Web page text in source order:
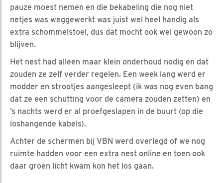
pauze moest nemen en die bekabeling die nog niet
netjes was weggewerkt was juist wel heel handig als
extra schommelstoel, dus dat mocht ook wel gewoon zo
blijven.
Het nest had alleen maar klein onderhoud nodig en dat
zouden ze zelf verder regelen. Een week lang werd er
modder en strootjes aangesleept (ik was nog even bang
dat ze een schutting voor de camera zouden zetten) en
’s nachts werd er al proefgeslapen in de buurt (op die
loshangende kabels).
Achter de schermen bij VBN werd overlegd of we nog
ruimte hadden voor een extra nest online en toen ook
daar groen licht kwam kon het los gaan.